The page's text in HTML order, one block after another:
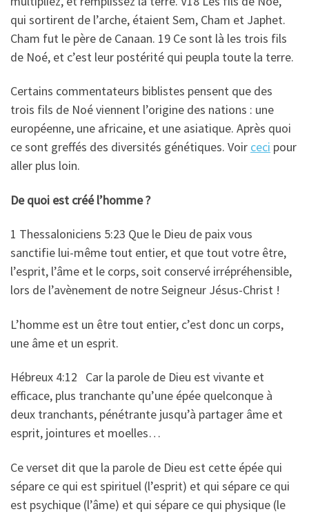
qui sortirent de l’arche, étaient Sem, Cham et Japhet.
Cham fut le père de Canaan. 19 Ce sont là les trois fils
de Noé, et c’est leur postérité qui peupla toute la terre.
Certains commentateurs biblistes pensent que des
trois fils de Noé viennent l’origine des nations : une
européenne, une africaine, et une asiatique. Après quoi
ce sont greffés des diversités génétiques. Voir ceci pour
aller plus loin.
De quoi est créé l’homme ?
1 Thessaloniciens 5:23 Que le Dieu de paix vous
sanctifie lui-même tout entier, et que tout votre être,
l’esprit, l’âme et le corps, soit conservé irrépréhensible,
lors de l’avènement de notre Seigneur Jésus-Christ !
L’homme est un être tout entier, c’est donc un corps,
une âme et un esprit.
Hébreux 4:12 Car la parole de Dieu est vivante et
efficace, plus tranchante qu’une épée quelconque à
deux tranchants, pénétrante jusqu’à partager âme et
esprit, jointures et moelles…
Ce verset dit que la parole de Dieu est cette épée qui
sépare ce qui est spirituel (l’esprit) et qui sépare ce qui
est psychique (l’âme) et qui sépare ce qui physique (le